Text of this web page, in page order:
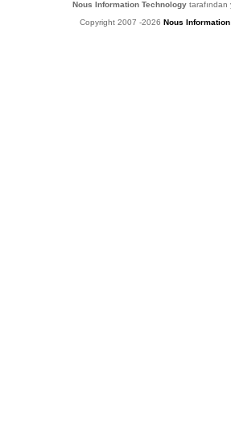
Nous Information Technology tarafından
Copyright 2007 -2026 Nous